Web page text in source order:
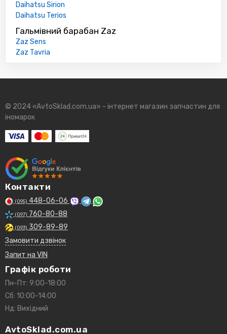
Daihatsu Sirion
Daihatsu Terios
Гальмівний барабан Zaz
Zaz Sens
Zaz Tavria
© 2024 «AvtoSklad.com.ua» - інтернет магазин запчастин для
іномарок
Контакти
(095) 448-06-06
(097) 760-80-88
(093) 309-89-89
Замовити дзвінок
Запит на VIN
Графік роботи
Пн-Пт: 9:00-18:00
Сб: 10:00-14:00
Нд: Вихідний
AvtoSklad.com.ua